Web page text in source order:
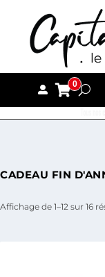
0
CADEAU FIN
Affichage de 1–12 sur 16